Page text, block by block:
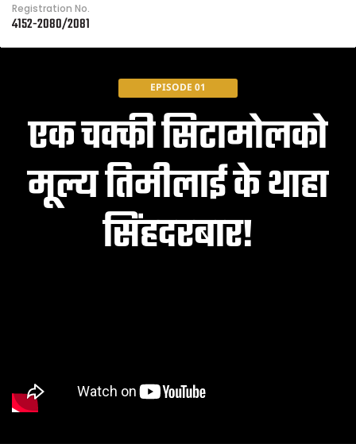
Registration No.
4152-2080/2081
EPISODE 01
एक चक्की सिटामोलको
मूल्य तिमीलाई के थाहा
सिंहदरबार!